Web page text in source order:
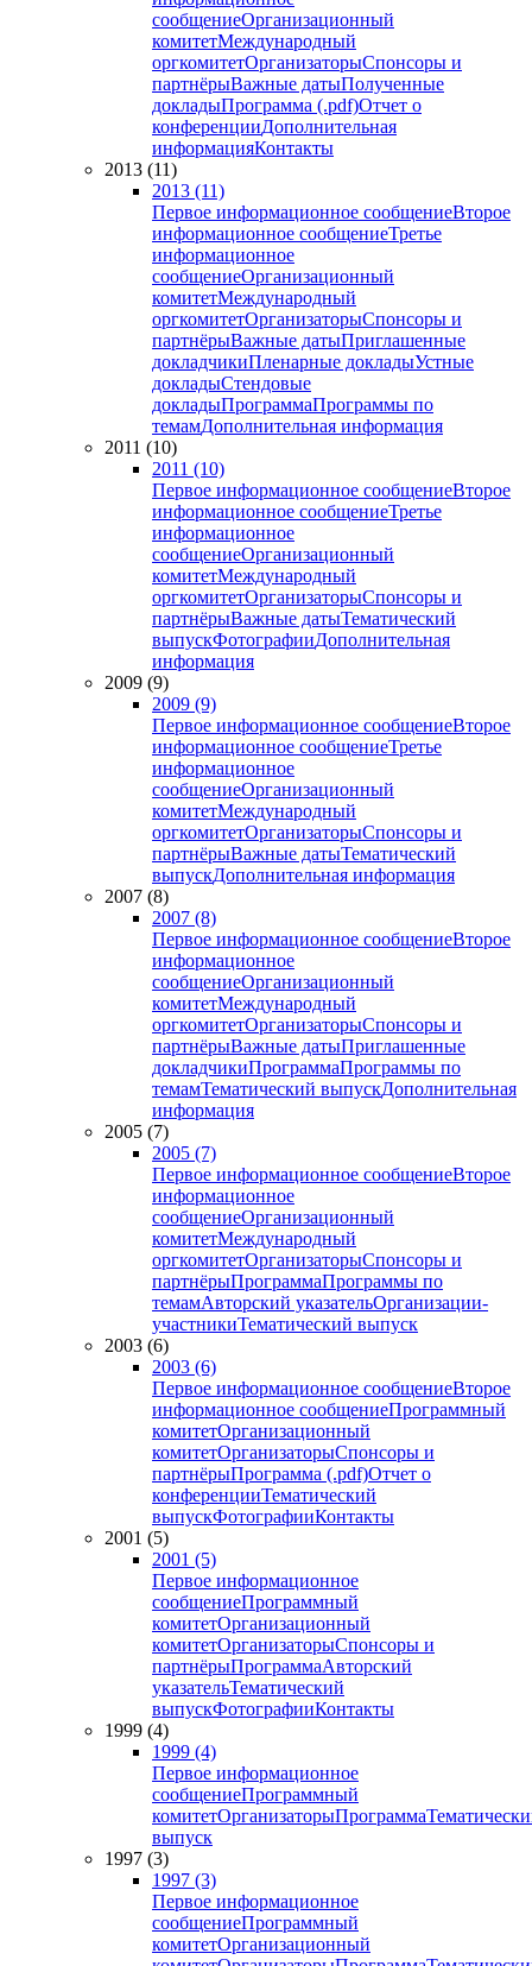
сообщениеОрганизационный
комитетМеждународный
оргкомитетОрганизаторыСпонсоры и
партнёрыВажные датыПолученные
докладыПрограмма (.pdf)Отчет о
конференцииДополнительная
информацияКонтакты
2013 (11)
2013 (11)
Первое информационное сообщениеВторое
информационное сообщениеТретье
информационное
сообщениеОрганизационный
комитетМеждународный
оргкомитетОрганизаторыСпонсоры и
партнёрыВажные датыПриглашенные
докладчикиПленарные докладыУстные
докладыСтендовые
докладыПрограммаПрограммы по
темамДополнительная информация
2011 (10)
2011 (10)
Первое информационное сообщениеВторое
информационное сообщениеТретье
информационное
сообщениеОрганизационный
комитетМеждународный
оргкомитетОрганизаторыСпонсоры и
партнёрыВажные датыТематический
выпускФотографииДополнительная
информация
2009 (9)
2009 (9)
Первое информационное сообщениеВторое
информационное сообщениеТретье
информационное
сообщениеОрганизационный
комитетМеждународный
оргкомитетОрганизаторыСпонсоры и
партнёрыВажные датыТематический
выпускДополнительная информация
2007 (8)
2007 (8)
Первое информационное сообщениеВторое
информационное
сообщениеОрганизационный
комитетМеждународный
оргкомитетОрганизаторыСпонсоры и
партнёрыВажные датыПриглашенные
докладчикиПрограммаПрограммы по
темамТематический выпускДополнительная
информация
2005 (7)
2005 (7)
Первое информационное сообщениеВторое
информационное
сообщениеОрганизационный
комитетМеждународный
оргкомитетОрганизаторыСпонсоры и
партнёрыПрограммаПрограммы по
темамАвторский указательОрганизации-
участникиТематический выпуск
2003 (6)
2003 (6)
Первое информационное сообщениеВторое
информационное сообщениеПрограммный
комитетОрганизационный
комитетОрганизаторыСпонсоры и
партнёрыПрограмма (.pdf)Отчет о
конференцииТематический
выпускФотографииКонтакты
2001 (5)
2001 (5)
Первое информационное
сообщениеПрограммный
комитетОрганизационный
комитетОрганизаторыСпонсоры и
партнёрыПрограммаАвторский
указательТематический
выпускФотографииКонтакты
1999 (4)
1999 (4)
Первое информационное
сообщениеПрограммный
комитетОрганизаторыПрограмма
выпуск
1997 (3)
1997 (3)
Первое информационное
сообщениеПрограммный
комитетОрганизационный